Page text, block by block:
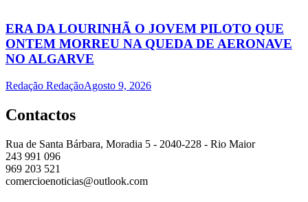
ERA DA LOURINHÃ O JOVEM PILOTO QUE
ONTEM MORREU NA QUEDA DE AERONAVE
NO ALGARVE
Redação RedaçãoAgosto 9, 2026
Contactos
Rua de Santa Bárbara, Moradia 5 - 2040-228 - Rio Maior
243 991 096
969 203 521
comercioenoticias@outlook.com